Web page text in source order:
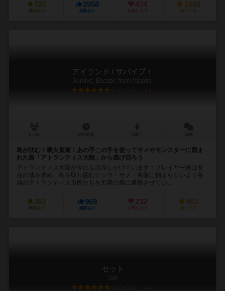
727
興味あり
2958
経験あり
474
お気に入り
1668
持ってる
アイランド / サバイブ！
Survive: Escape from Atlantis!
6.3
島が沈む！噴火直前！あの手この手を使ってサメやモンスターに囲ま
れた島「アトランティス大陸」から逃げ切ろう
アトランティス大陸が今にも沈没しかけています！プレイヤー達は安
住の地を求め、島を取り囲むクジラ・サメ・海龍に捕まらないよう各
自のアトランティス市民たちを近隣の島に避難させてい...
351
興味あり
969
経験あり
232
お気に入り
801
持ってる
セット
Set
6.1